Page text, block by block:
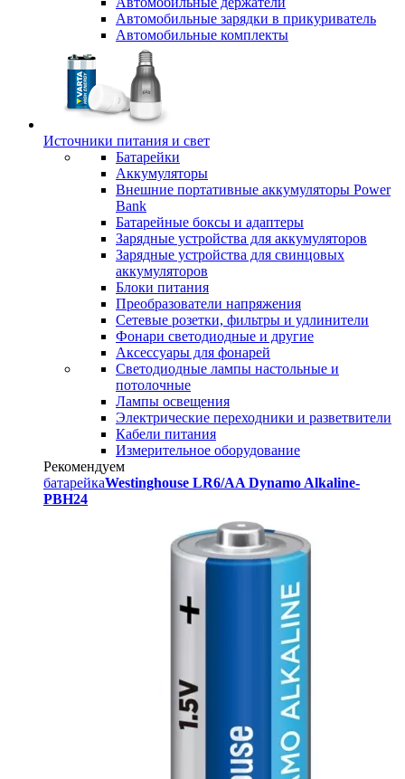
Автомобильные зарядки в прикуриватель
Автомобильные комплекты
Источники питания и свет
Батарейки
Аккумуляторы
Внешние портативные аккумуляторы Power
Bank
Батарейные боксы и адаптеры
Зарядные устройства для аккумуляторов
Зарядные устройства для свинцовых
аккумуляторов
Блоки питания
Преобразователи напряжения
Сетевые розетки, фильтры и удлинители
Фонари светодиодные и другие
Аксессуары для фонарей
Светодиодные лампы настольные и
потолочные
Лампы освещения
Электрические переходники и разветвители
Кабели питания
Измерительное оборудование
Рекомендуем
батарейкаWestinghouse LR6/AA Dynamo Alkaline-
PBH24